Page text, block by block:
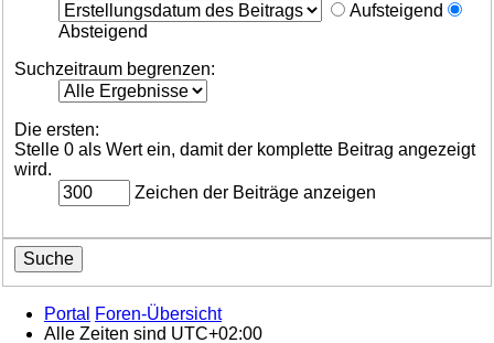
Aufsteigend
Absteigend
Suchzeitraum begrenzen:
Die ersten:
Stelle 0 als Wert ein, damit der komplette Beitrag angezeigt
wird.
Zeichen der Beiträge anzeigen
Portal
Foren-Übersicht
Alle Zeiten sind UTC+02:00